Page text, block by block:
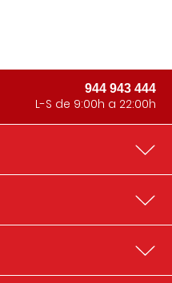
944 943 444
L-S de 9:00h a 22:00h